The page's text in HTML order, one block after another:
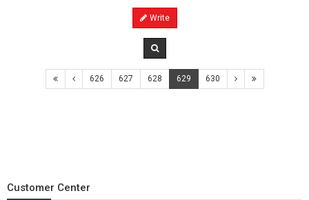
Write
626 627 628 629 630
Customer Center